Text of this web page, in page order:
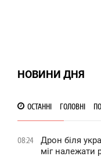
НОВИНИ ДНЯ
ОСТАННІ ГОЛОВНІ
08:24
Дрон біля
міг належати